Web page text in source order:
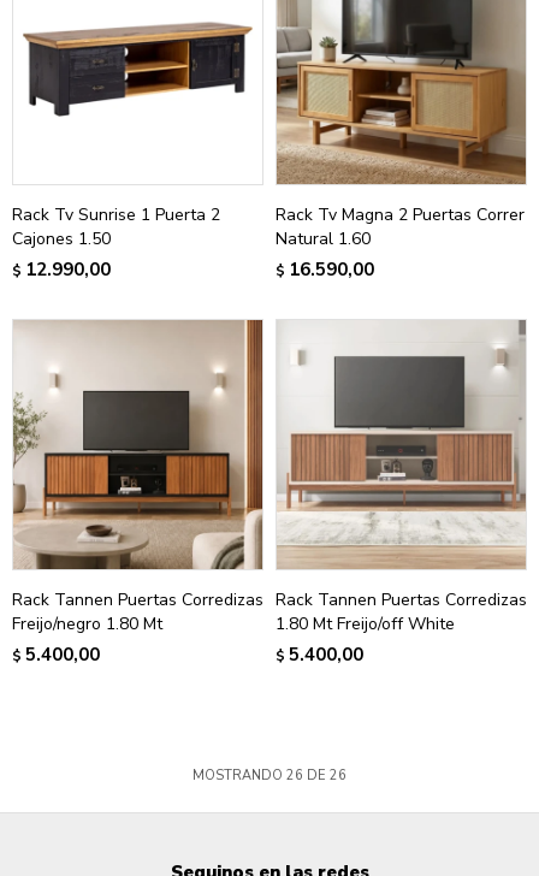
Rack Tv Sunrise 1 Puerta 2
Cajones 1.50
$ 12.990,00
Rack Tv Magna 2 Puertas Correr
Natural 1.60
$ 16.590,00
Rack Tannen Puertas Corredizas
Freijo/negro 1.80 Mt
$ 5.400,00
Rack Tannen Puertas Corredizas
1.80 Mt Freijo/off White
$ 5.400,00
MOSTRANDO 26 DE 26